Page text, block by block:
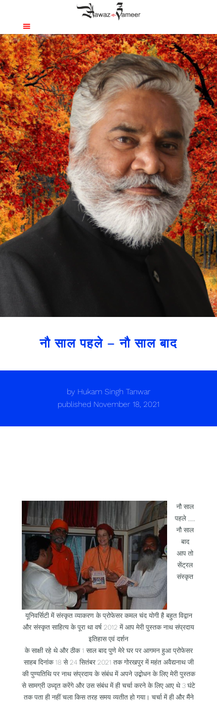
byHukam Singh Tanwar
published November 18, 2021
नौ साल पहले – नौ साल बाद
नौ साल
पहले ,,,,,
नौ साल
बाद
आप तो
सेंट्रल
संस्कृत
यूनिवर्सिटी में संस्कृत व्याकरण के प्रोफेसर कमल चंद योगी है बहुत विद्वान
और संस्कृत साहित्य के पूरा था वर्ष 2012 में आप मेरी पुस्तक नाथ संप्रदाय
इतिहास एवं दर्शन
के साक्षी रहे थे और ठीक 1 साल बाद पुणे मेरे घर पर आगमन हुआ प्रोफेसर
साहब दिनांक 18 से 24 सितंबर 2021 तक गोरखपुर में महंत अवैद्यनाथ जी
की पुण्यतिथि पर नाथ संप्रदाय के संबंध में अपने उद्बोधन के लिए मेरी पुस्तक
से सामग्री उध्दृत करेंगे और उस संबंध में ही चर्चा करने के लिए आए थे 3 घंटे
तक पता ही नहीं चला किस तरह समय व्यतीत हो गया। चर्चा में ही और मैंने